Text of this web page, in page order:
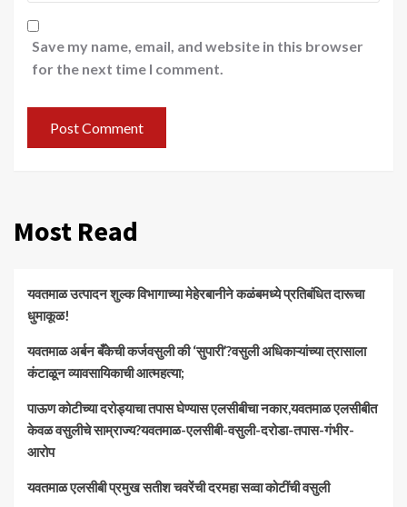
Save my name, email, and website in this browser
for the next time I comment.
Most Read
यवतमाळ उत्पादन शुल्क विभागाच्या मेहेरबानीने कळंबमध्ये प्रतिबंधित दारूचा
धुमाकूळ!
​यवतमाळ अर्बन बँकेची कर्जवसुली की ‘सुपारी’?वसुली अधिकाऱ्यांच्या त्रासाला
कंटाळून व्यावसायिकाची आत्महत्या;
पाऊण कोटीच्या दरोड्याचा तपास घेण्यास एलसीबीचा नकार,यवतमाळ एलसीबीत
केवळ वसुलीचे साम्राज्य?यवतमाळ-एलसीबी-वसुली-दरोडा-तपास-गंभीर-
आरोप
यवतमाळ एलसीबी प्रमुख सतीश चवरेंची दरमहा सव्वा कोटींची वसुली